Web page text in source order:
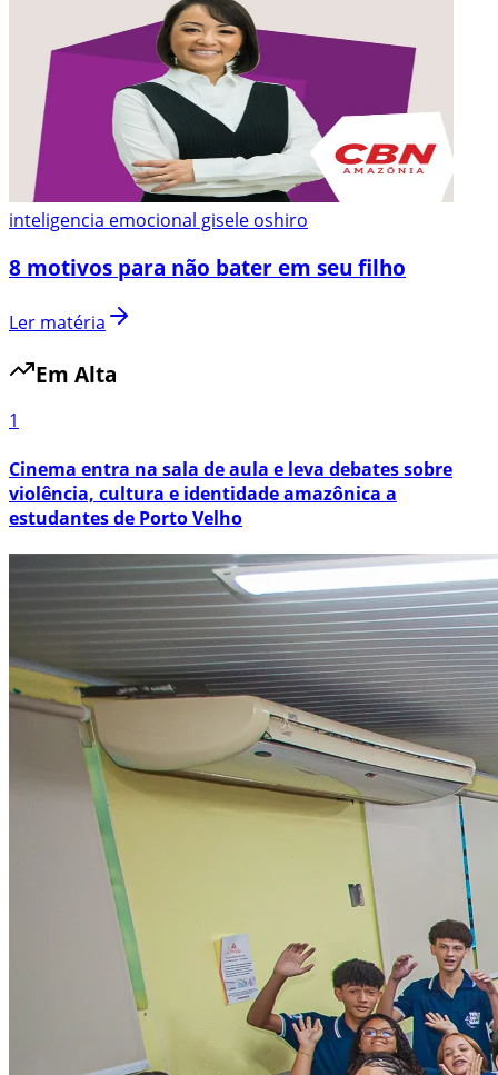
inteligencia emocional gisele oshiro
8 motivos para não bater em seu filho
Ler matéria
Em Alta
1
Cinema entra na sala de aula e leva debates sobre
violência, cultura e identidade amazônica a
estudantes de Porto Velho